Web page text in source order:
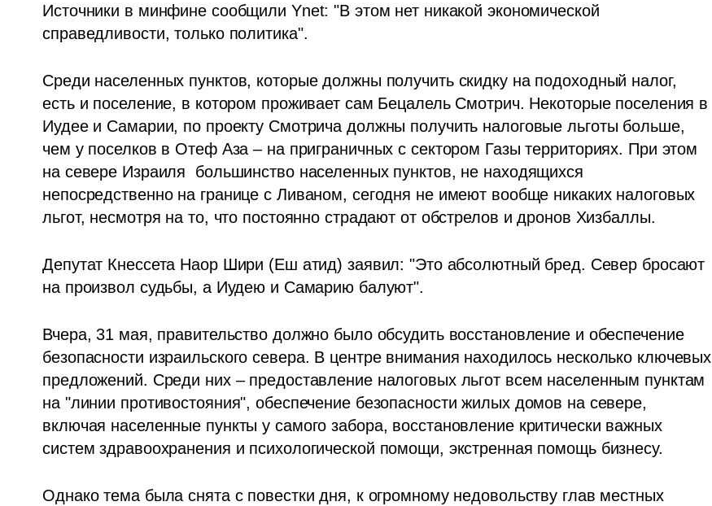
Источники в минфине сообщили Ynet: "В этом нет никакой экономической
справедливости, только политика".
Среди населенных пунктов, которые должны получить скидку на подоходный налог,
есть и поселение, в котором проживает сам Бецалель Смотрич. Некоторые поселения в
Иудее и Самарии, по проекту Смотрича должны получить налоговые льготы больше,
чем у поселков в Отеф Аза – на приграничных с сектором Газы территориях. При этом
на севере Израиля  большинство населенных пунктов, не находящихся
непосредственно на границе с Ливаном, сегодня не имеют вообще никаких налоговых
льгот, несмотря на то, что постоянно страдают от обстрелов и дронов Хизбаллы.
Депутат Кнессета Наор Шири (Еш атид) заявил: "Это абсолютный бред. Север бросают
на произвол судьбы, а Иудею и Самарию балуют".
Вчера, 31 мая, правительство должно было обсудить восстановление и обеспечение
безопасности израильского севера. В центре внимания находилось несколько ключевых
предложений. Среди них – предоставление налоговых льгот всем населенным пунктам
на "линии противостояния", обеспечение безопасности жилых домов на севере,
включая населенные пункты у самого забора, восстановление критически важных
систем здравоохранения и психологической помощи, экстренная помощь бизнесу.
Однако тема была снята с повестки дня, к огромному недовольству глав местных